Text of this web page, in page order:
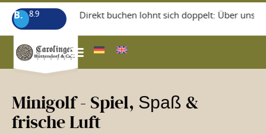
B. 8.9 +++ Direkt buchen lohnt sich doppelt: Über
Minigolf - Spiel, Spaß &
frische Luft